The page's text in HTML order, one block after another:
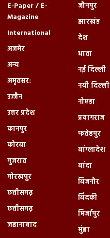
E-Paper / E-
Magazine
International
अजमेर
अन्य
अमृतसर:
उज्जैन
उत्तर प्रदेश
कानपुर
कोरबा
गुजरात
गोरखपुर
छत्तीसगढ़
छत्तीसगढ़
जहानाबाद
जौनपुर
झारखंड
देश
धाता
नई दिल्ली
नयी दिल्ली
नोएडा
प्रयागराज
फतेहपुर
बांग्लादेश
बांदा
बिजनौर
बिंदकी
मिर्जापुर
मुंब्रा